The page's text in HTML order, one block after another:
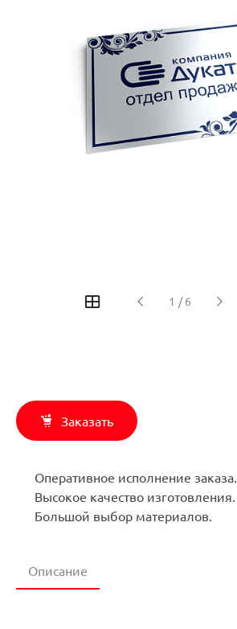
1 / 6
Заказать
Оперативное исполнение заказа.
Высокое качество изготовления.
Большой выбор материалов.
Описание